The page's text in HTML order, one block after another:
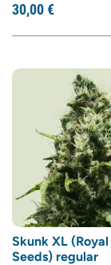
30,00€
Skunk XL
Seeds) regular